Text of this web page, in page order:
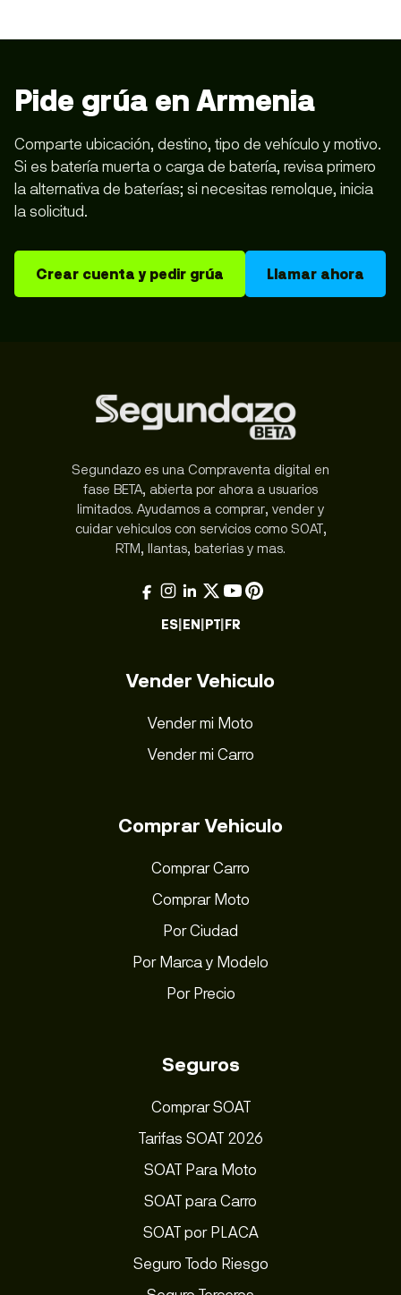
Pide grúa en Armenia
Comparte ubicación, destino, tipo de vehículo y motivo.
Si es batería muerta o carga de batería, revisa primero
la alternativa de baterías; si necesitas remolque, inicia
la solicitud.
Crear cuenta y pedir grúa Llamar ahora
Segundazo es una Compraventa digital en
fase BETA, abierta por ahora a usuarios
limitados. Ayudamos a comprar, vender y
cuidar vehiculos con servicios como SOAT,
RTM, llantas, baterias y mas.
ES|EN|PT|FR
Vender Vehiculo
Vender mi Moto
Vender mi Carro
Comprar Vehiculo
Comprar Carro
Comprar Moto
Por Ciudad
Por Marca y Modelo
Por Precio
Seguros
Comprar SOAT
Tarifas SOAT 2026
SOAT Para Moto
SOAT para Carro
SOAT por PLACA
Seguro Todo Riesgo